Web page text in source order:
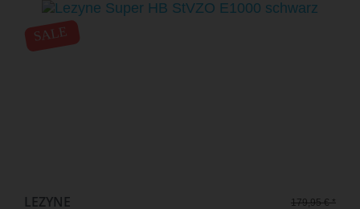
SALE
LEZYNE
179,95 € *